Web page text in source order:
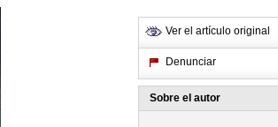
Ver el artículo original
Denunciar
Sobre el autor